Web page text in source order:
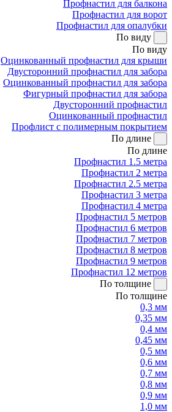
Профнастил для балкона
Профнастил для ворот
Профнастил для опалубки
По виду
По виду
Оцинкованный профнастил для крыши
Двусторонний профнастил для забора
Оцинкованный профнастил для забора
Фигурный профнастил для забора
Двусторонний профнастил
Оцинкованный профнастил
Профлист с полимерным покрытием
По длине
По длине
Профнастил 1.5 метра
Профнастил 2 метра
Профнастил 2.5 метра
Профнастил 3 метра
Профнастил 4 метра
Профнастил 5 метров
Профнастил 6 метров
Профнастил 7 метров
Профнастил 8 метров
Профнастил 9 метров
Профнастил 12 метров
По толщине
По толщине
0,3 мм
0,35 мм
0,4 мм
0,45 мм
0,5 мм
0,6 мм
0,7 мм
0,8 мм
0,9 мм
1,0 мм